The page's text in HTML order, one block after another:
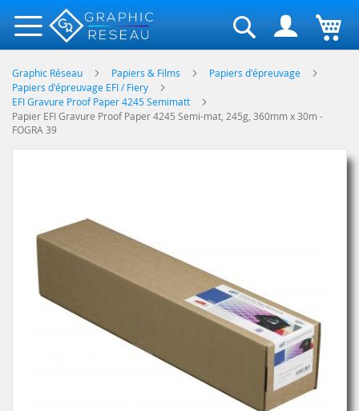
Rechercher
Graphic Réseau Papiers & Films
Papiers d'épreuvage
Papiers d'épreuvage EFI / Fiery
EFI Gravure Proof Paper 4245 Semimatt
Papier EFI Gravure Proof Paper 4245 Semi-mat, 245g, 360mm x 30m -
FOGRA 39
of
the
images
gallery